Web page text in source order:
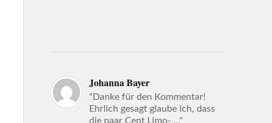
Johanna Bayer
"Danke für den Kommentar!
Ehrlich gesagt glaube ich, dass
die paar Cent Limo- ..."